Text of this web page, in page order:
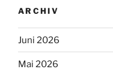
ARCHIV
Juni 2026
Mai 2026